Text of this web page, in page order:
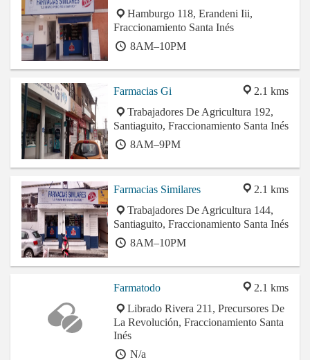
Hamburgo 118, Erandeni Iii,
Fraccionamiento Santa Inés
8AM–10PM
2.1 kms
Farmacias Gi
Trabajadores De Agricultura 192,
Santiaguito, Fraccionamiento Santa Inés
8AM–9PM
2.1 kms
Farmacias Similares
Trabajadores De Agricultura 144,
Santiaguito, Fraccionamiento Santa Inés
8AM–10PM
2.1 kms
Farmatodo
Librado Rivera 211, Precursores De
La Revolución, Fraccionamiento Santa
Inés
N/a